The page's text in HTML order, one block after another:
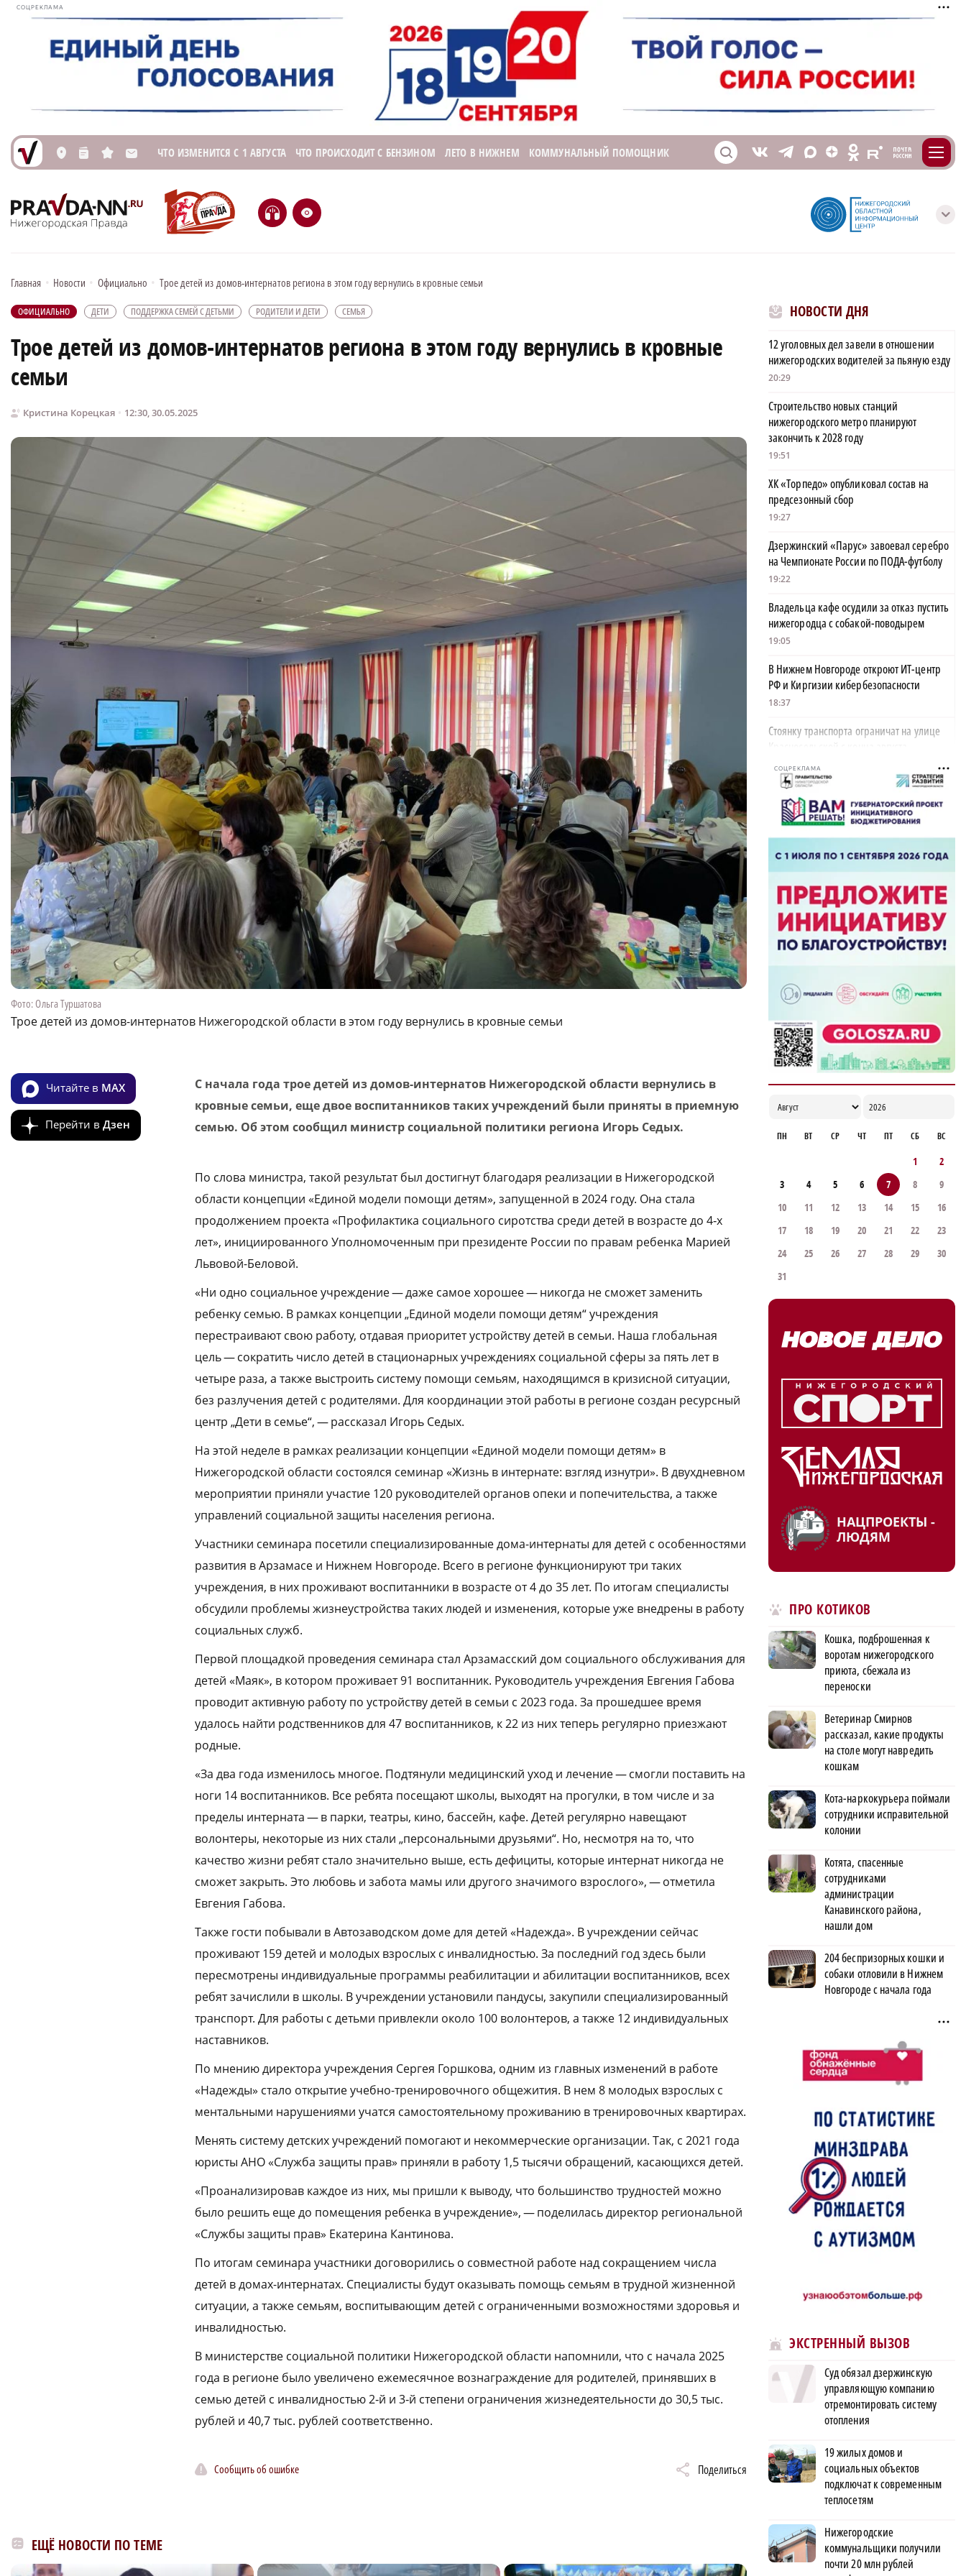
СОЦРЕКЛАМА
L n s M ЧТО ИЗМЕНИТСЯ С 1 АВГУСТА ЧТО ПРОИСХОДИТ С БЕНЗИНОМ ЛЕТО В НИЖНЕМ КОММУНАЛЬНЫЙ ПОМОЩНИК S V T X Z O E m
H e с
Главная • Новости • Официально • Трое детей из домов-интернатов региона в этом году вернулись в кровные семьи
ОФИЦИАЛЬНО ДЕТИ ПОДДЕРЖКА СЕМЕЙ С ДЕТЬМИ РОДИТЕЛИ И ДЕТИ СЕМЬЯ
Трое детей из домов-интернатов региона в этом году вернулись в кровные
семьи
Кристина Корецкая 12:30, 30.05.2025
Фото: Ольга Туршатова
Трое детей из домов-интернатов Нижегородской области в этом году вернулись в кровные семьи
Читайте в MAX
Перейти в Дзен
С начала года трое детей из домов-интернатов Нижегородской области вернулись в
кровные семьи, еще двое воспитанников таких учреждений были приняты в приемную
семью. Об этом сообщил министр социальной политики региона Игорь Седых.
По слова министра, такой результат был достигнут благодаря реализации в Нижегородской
области концепции «Единой модели помощи детям», запущенной в 2024 году. Она стала
продолжением проекта «Профилактика социального сиротства среди детей в возрасте до 4‑х
лет», инициированного Уполномоченным при президенте России по правам ребенка Марией
Львовой-Беловой.
«Ни одно социальное учреждение — даже самое хорошее — никогда не сможет заменить
ребенку семью. В рамках концепции „Единой модели помощи детям“ учреждения
перестраивают свою работу, отдавая приоритет устройству детей в семьи. Наша глобальная
цель — сократить число детей в стационарных учреждениях социальной сферы за пять лет в
четыре раза, а также выстроить систему помощи семьям, находящимся в кризисной ситуации,
без разлучения детей с родителями. Для координации этой работы в регионе создан ресурсный
центр „Дети в семье“, — рассказал Игорь Седых.
На этой неделе в рамках реализации концепции «Единой модели помощи детям» в
Нижегородской области состоялся семинар «Жизнь в интернате: взгляд изнутри». В двухдневном
мероприятии приняли участие 120 руководителей органов опеки и попечительства, а также
управлений социальной защиты населения региона.
Участники семинара посетили специализированные дома-интернаты для детей с особенностями
развития в Арзамасе и Нижнем Новгороде. Всего в регионе функционируют три таких
учреждения, в них проживают воспитанники в возрасте от 4 до 35 лет. По итогам специалисты
обсудили проблемы жизнеустройства таких людей и изменения, которые уже внедрены в работу
социальных служб.
Первой площадкой проведения семинара стал Арзамасский дом социального обслуживания для
детей «Маяк», в котором проживает 91 воспитанник. Руководитель учреждения Евгения Габова
проводит активную работу по устройству детей в семьи с 2023 года. За прошедшее время
удалось найти родственников для 47 воспитанников, к 22 из них теперь регулярно приезжают
родные.
«За два года изменилось многое. Подтянули медицинский уход и лечение — смогли поставить на
ноги 14 воспитанников. Все ребята посещают школы, выходят на прогулки, в том числе и за
пределы интерната — в парки, театры, кино, бассейн, кафе. Детей регулярно навещают
волонтеры, некоторые из них стали „персональными друзьями“. Но, несмотря на то, что
качество жизни ребят стало значительно выше, есть дефициты, которые интернат никогда не
сможет закрыть. Это любовь и забота мамы или другого значимого взрослого», — отметила
Евгения Габова.
Также гости побывали в Автозаводском доме для детей «Надежда». В учреждении сейчас
проживают 159 детей и молодых взрослых с инвалидностью. За последний год здесь были
пересмотрены индивидуальные программы реабилитации и абилитации воспитанников, всех
ребят зачислили в школы. В учреждении установили пандусы, закупили специализированный
транспорт. Для работы с детьми привлекли около 100 волонтеров, а также 12 индивидуальных
наставников.
По мнению директора учреждения Сергея Горшкова, одним из главных изменений в работе
«Надежды» стало открытие учебно-тренировочного общежития. В нем 8 молодых взрослых с
ментальными нарушениями учатся самостоятельному проживанию в тренировочных квартирах.
Менять систему детских учреждений помогают и некоммерческие организации. Так, с 2021 года
юристы АНО «Служба защиты прав» приняли в работу 1,5 тысячи обращений, касающихся детей.
«Проанализировав каждое из них, мы пришли к выводу, что большинство трудностей можно
было решить еще до помещения ребенка в учреждение», — поделилась директор региональной
«Службы защиты прав» Екатерина Кантинова.
По итогам семинара участники договорились о совместной работе над сокращением числа
детей в домах-интернатах. Специалисты будут оказывать помощь семьям в трудной жизненной
ситуации, а также семьям, воспитывающим детей с ограниченными возможностями здоровья и
инвалидностью.
В министерстве социальной политики Нижегородской области напомнили, что с начала 2025
года в регионе было увеличено ежемесячное вознаграждение для родителей, принявших в
семью детей с инвалидностью 2‑й и 3‑й степени ограничения жизнедеятельности до 30,5 тыс.
рублей и 40,7 тыс. рублей соответственно.
Сообщить об ошибке Поделиться
ЕЩЁ НОВОСТИ ПО ТЕМЕ
НОВОСТИ ДНЯ
12 уголовных дел завели в отношении
нижегородских водителей за пьяную езду
20:29
Строительство новых станций
нижегородского метро планируют
закончить к 2028 году
19:51
ХК «Торпедо» опубликовал состав на
предсезонный сбор
19:27
Дзержинский «Парус» завоевал серебро
на Чемпионате России по ПОДА-футболу
19:22
Владельца кафе осудили за отказ пустить
нижегородца с собакой-поводырем
19:05
В Нижнем Новгороде откроют ИТ-центр
РФ и Киргизии кибербезопасности
18:37
Стоянку транспорта ограничат на улице
Красносельской с конца августа
18:37
Волонтеры обнаружили заброшенный
дом, в котором живет около 20 собак и
щенков
18:02
В Нижегородской области наградили
более 40 организаций к Дню строителя
17:57
Садыр Жапаров и Глеб Никитин провели
рабочую встречу в Киргизии
17:38
СОЦРЕКЛАМА
ПН ВТ СР ЧТ ПТ СБ ВС
1
2
3
4 5 6 7 8
9
10
11 12 13 14 15
16
17
18 19 20 21 22
23
24
25 26 27 28 29
30
31
НАЦПРОЕКТЫ -
ЛЮДЯМ
ПРО КОТИКОВ
Кошка, подброшенная к
воротам нижегородского
приюта, сбежала из
переноски
Ветеринар Смирнов
рассказал, какие продукты
на столе могут навредить
кошкам
Кота-наркокурьера поймали
сотрудники исправительной
колонии
Котята, спасенные
сотрудниками
администрации
Канавинского района,
нашли дом
204 беспризорных кошки и
собаки отловили в Нижнем
Новгороде с начала года
ЭКСТРЕННЫЙ ВЫЗОВ
Суд обязал дзержинскую
управляющую компанию
отремонтировать систему
отопления
19 жилых домов и
социальных объектов
подключат к современным
теплосетям
Нижегородские
коммунальщики получили
почти 20 млн рублей